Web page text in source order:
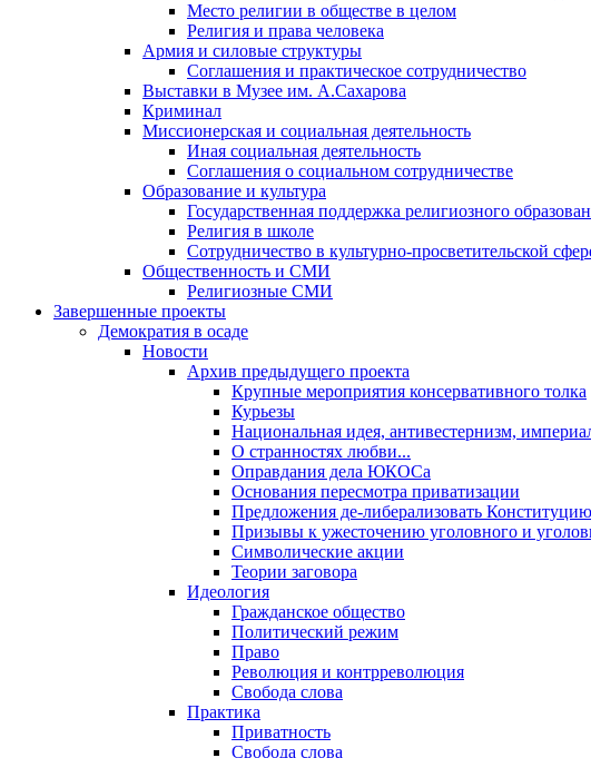
Место религии в обществе в целом
Религия и права человека
Армия и силовые структуры
Соглашения и практическое сотрудничество
Выставки в Музее им. А.Сахарова
Криминал
Миссионерская и социальная деятельность
Иная социальная деятельность
Соглашения о социальном сотрудничестве
Образование и культура
Государственная поддержка религиозного
Религия в школе
Сотрудничество в культурно-просветительской
Общественность и СМИ
Религиозные СМИ
Завершенные проекты
Демократия в осаде
Новости
Архив предыдущего проекта
Крупные мероприятия консервативного толка
Курьезы
Национальная идея, антивестернизм,
О странностях любви...
Оправдания дела ЮКОСа
Основания пересмотра приватизации
Предложения де-либерализовать
Призывы к ужесточению уголовного и
Символические акции
Теории заговора
Идеология
Гражданское общество
Политический режим
Право
Революция и контрреволюция
Свобода слова
Практика
Приватность
Свобода слова